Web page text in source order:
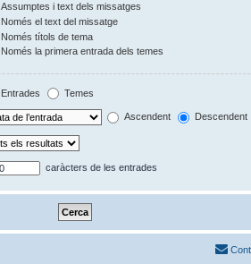
Assumptes i text dels missatges
Només el text del missatge
Només títols de tema
Només la primera entrada dels temes
Entrades Temes
Ascendent Descendent
caràcters de les entrades